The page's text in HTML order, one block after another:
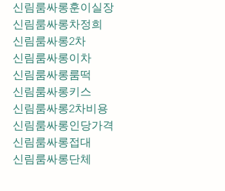
신림룸싸롱훈이실장
신림룸싸롱차정희
신림룸싸롱2차
신림룸싸롱이차
신림룸싸롱룸떡
신림룸싸롱키스
신림룸싸롱2차비용
신림룸싸롱인당가격
신림룸싸롱접대
신림룸싸롱단체